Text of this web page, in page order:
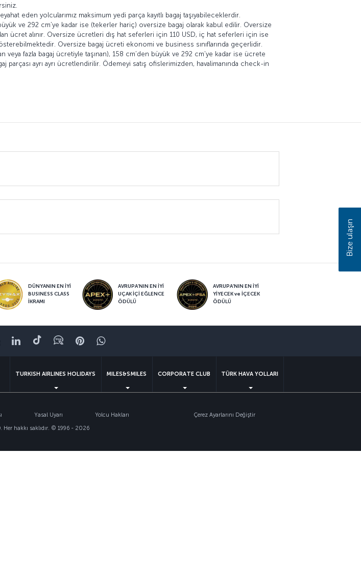
eden yolcularımız maksimum yedi parça kayıtlı bagaj taşıyabileceklerdir.
ve 292 cm’ye kadar ise (tekerler hariç) oversize bagaj olarak kabul edilir. Oversize
ücret alınır. Oversize ücretleri dış hat seferleri için 110 USD, iç hat seferleri için ise
Oversize bagaj ücreti ekonomi ve business sınıflarında geçerlidir.
veya fazla bagaj ücretiyle taşınan), 158 cm’den büyük ve 292 cm’ye kadar ise ücrete
parçası ayrı ayrı ücretlendirilir. Ödemeyi satış ofislerimizden, havalimanında check-in
DÜNYANIN EN İYİ
BUSINESS CLASS
İKRAMI
AVRUPA’NIN EN İYİ
UÇAK İÇİ EĞLENCE
ÖDÜLÜ
AVRUPA’NIN EN İYİ
YİYECEK ve İÇECEK
ÖDÜLÜ
LinkedIn
TiktokBlogPinterestWhatsapp
TURKISH AIRLINES HOLIDAYS MILES&SMILES CORPORATE CLUB TÜRK HAVA YOLLARI
Yasal Uyarı Yolcu Hakları
Çerez Ayarlarını Değiştir
Her hakkı saklıdır. © 1996 - 2026
Bize ulaşın